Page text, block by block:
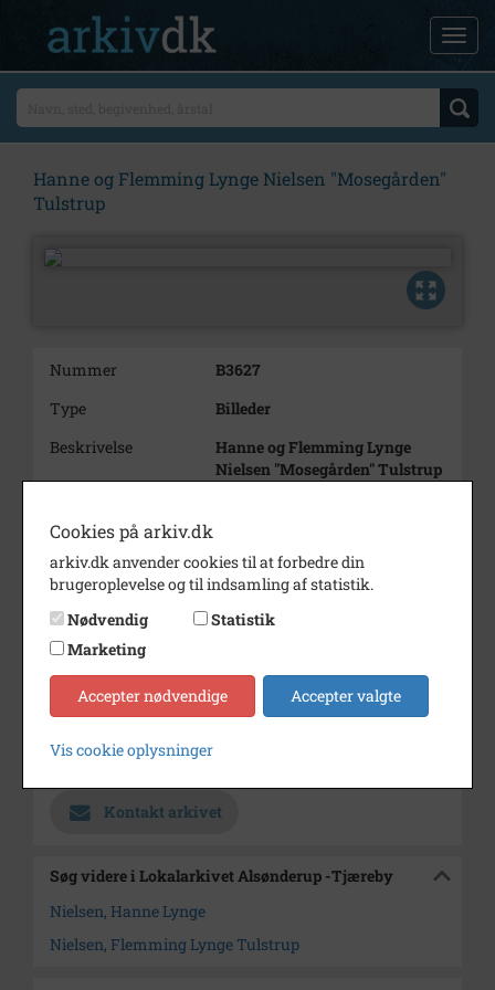
Hanne og Flemming Lynge Nielsen "Mosegården"
Tulstrup
Nummer
B3627
Type
Billeder
Beskrivelse
Hanne og Flemming Lynge
Nielsen "Mosegården" Tulstrup
Dateringsnote
Fotograf
Ukendt
Se på kort
Type
Enhed
Alsønderup Sogn (1000-2050)
Arkiv
Kontakt arkivet
Søg videre i Lokalarkivet Alsønderup -Tjæreby
Nielsen, Hanne Lynge
Nielsen, Flemming Lynge Tulstrup
Cookies på arkiv.dk
arkiv.dk anvender cookies til at forbedre din
brugeroplevelse og til indsamling af statistik.
Nødvendig
Statistik
Marketing
Accepter nødvendige Accepter valgte
Vis cookie oplysninger